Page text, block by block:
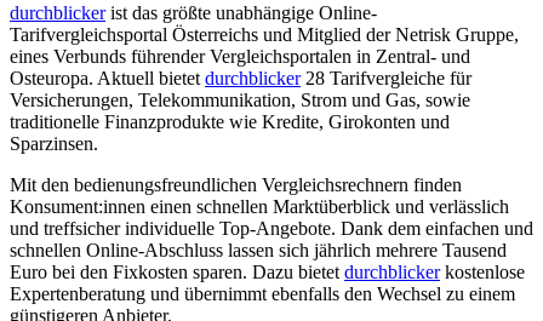
durchblickerist das größte unabhängige Online-
Tarifvergleichsportal Österreichs und Mitglied der Netrisk Gruppe,
eines Verbunds führender Vergleichsportalen in Zentral- und
Osteuropa. Aktuell bietet durchblicker28 Tarifvergleiche für
Versicherungen, Telekommunikation, Strom und Gas, sowie
traditionelle Finanzprodukte wie Kredite, Girokonten und
Sparzinsen.
Mit den bedienungsfreundlichen Vergleichsrechnern finden
Konsument:innen einen schnellen Marktüberblick und verlässlich
und treffsicher individuelle Top-Angebote. Dank dem einfachen und
schnellen Online-Abschluss lassen sich jährlich mehrere Tausend
Euro bei den Fixkosten sparen. Dazu bietet durchblickerkostenlose
Expertenberatung und übernimmt ebenfalls den Wechsel zu einem
günstigeren Anbieter.